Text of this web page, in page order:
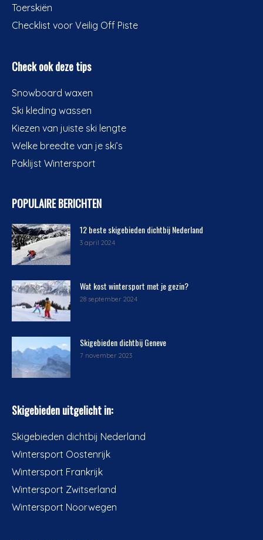
Toerskiën
Checklist voor Veilig Off Piste
Check ook deze tips
Snowboard waxen
Ski kleding wassen
Kiezen van juiste ski lengte
Welke breedte van je ski’s
Paklijst Wintersport
POPULAIRE BERICHTEN
12 beste skigebieden dichtbij Nederland
3 april 2024
Wat kost wintersport met je gezin?
28 september 2024
Skigebieden dichtbij Geneve
7 november 2023
Skigebieden uitgelicht in:
Skigebieden dichtbij Nederland
Wintersport Oostenrijk
Wintersport Frankrijk
Wintersport Zwitserland
Wintersport Noorwegen